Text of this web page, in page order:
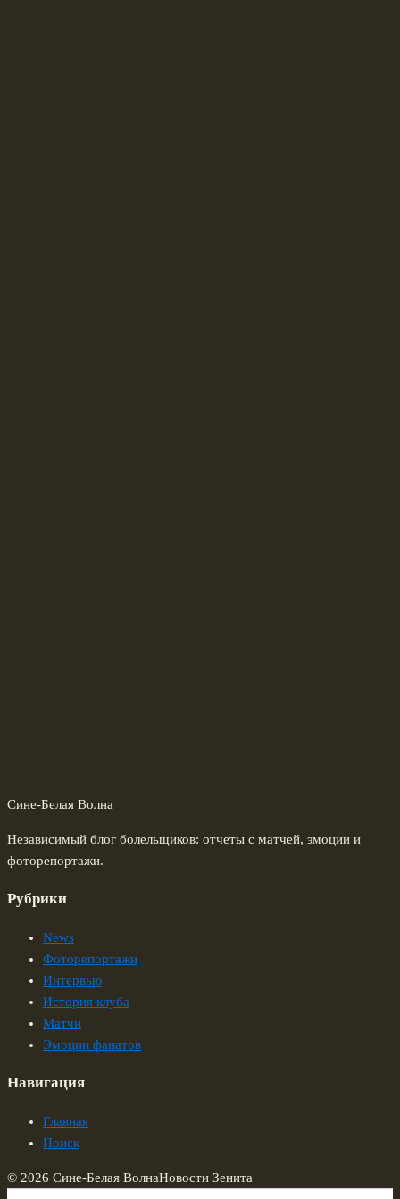
Сине-Белая Волна
Независимый блог болельщиков: отчеты с матчей, эмоции и
фоторепортажи.
Рубрики
News
Фоторепортажи
Интервью
История клуба
Матчи
Эмоции фанатов
Навигация
Главная
Поиск
© 2026 Сине-Белая ВолнаНовости Зенита